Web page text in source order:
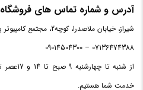
آدرس و شماره تماس های فروشگاه
شیراز، خیابان ملاصدرا، کوچه2، مجتمع کامپیوتر پارس(PC CENTER)، واحد 103
07136474388 – 09014504300
خدمت شما هستیم.